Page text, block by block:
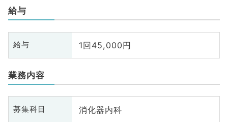
給与
給与 1回45,000円
業務内容
募集科目 消化器内科